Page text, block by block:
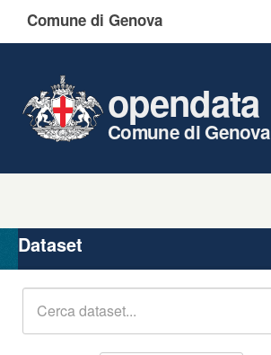
Comune di Genova
opendata
Comune di Genova
Organizzazioni
Gruppi
Dataset